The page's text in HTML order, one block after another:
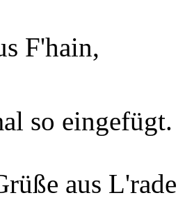
F'hain,
so eingefügt.
aus